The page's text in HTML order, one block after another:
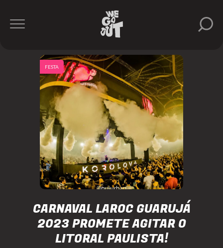
CARNAVAL LAROC GUARUJÁ
2023 PROMETE AGITAR O
LITORAL PAULISTA!
FESTA